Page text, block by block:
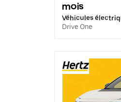
mois
Véhicules
Drive One